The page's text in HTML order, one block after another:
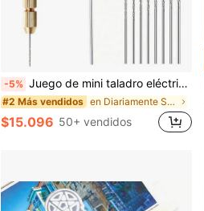
-5% Juego de mini taladro eléctrico - Juego de mini taladro eléctrico alimentado por USB con brocas, 10 piezas/49 piezas/110 piezas/410 piezas/610 piezas, mini taladro eléctrico con llave, portabrocas hexagonal, molde de resina, llavero DIY, manualidades, adecuado para resina, plástico, madera, arcilla polimérica, joyería, fabricación de colgantes. Tres juegos combinados para satisfacer sus diferentes necesidades
#2 Más vendidos en Diariamente Suministros de fundición de joyas
$15.096 50+ vendidos